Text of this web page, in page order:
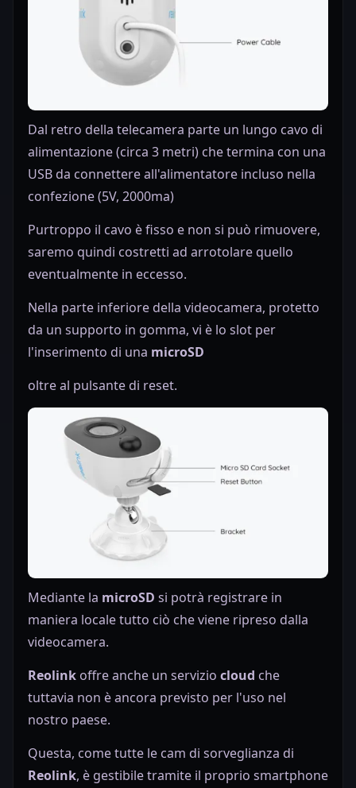
Dal retro della telecamera parte un lungo cavo di
alimentazione (circa 3 metri) che termina con una
USB da connettere all'alimentatore incluso nella
confezione (5V, 2000ma)
Purtroppo il cavo è fisso e non si può rimuovere,
saremo quindi costretti ad arrotolare quello
eventualmente in eccesso.
Nella parte inferiore della videocamera, protetto
da un supporto in gomma, vi è lo slot per
l'inserimento di una microSD
oltre al pulsante di reset.
Mediante la microSD si potrà registrare in
maniera locale tutto ciò che viene ripreso dalla
videocamera.
Reolink offre anche un servizio cloud che
tuttavia non è ancora previsto per l'uso nel
nostro paese.
Questa, come tutte le cam di sorveglianza di
Reolink, è gestibile tramite il proprio smartphone